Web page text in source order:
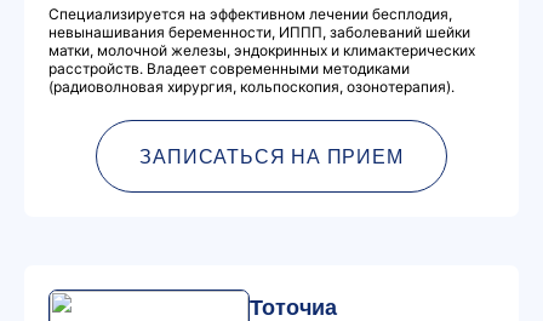
Специализируется на эффективном лечении бесплодия,
невынашивания беременности, ИППП, заболеваний шейки
матки, молочной железы, эндокринных и климактерических
расстройств. Владеет современными методиками
(радиоволновая хирургия, кольпоскопия, озонотерапия).
ЗАПИСАТЬСЯ НА ПРИЕМ
Тоточиа